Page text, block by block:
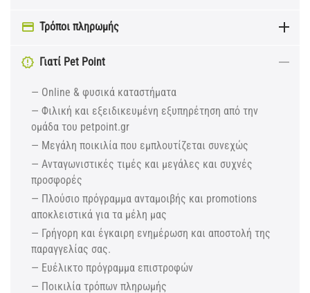
Τρόποι πληρωμής
Γιατί Pet Point
— Online & φυσικά καταστήματα
— Φιλική και εξειδικευμένη εξυπηρέτηση από την
ομάδα του petpoint.gr
— Μεγάλη ποικιλία που εμπλουτίζεται συνεχώς
— Ανταγωνιστικές τιμές και μεγάλες και συχνές
προσφορές
— Πλούσιο πρόγραμμα ανταμοιβής και promotions
αποκλειστικά για τα μέλη μας
— Γρήγορη και έγκαιρη ενημέρωση και αποστολή της
παραγγελίας σας.
— Ευέλικτο πρόγραμμα επιστροφών
— Ποικιλία τρόπων πληρωμής